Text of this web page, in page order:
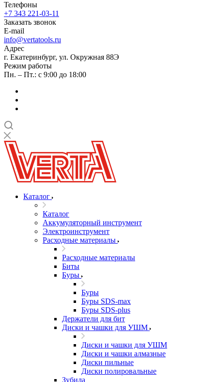
Телефоны
+7 343 221-03-11
Заказать звонок
E-mail
info@vertatools.ru
Адрес
г. Екатеринбург, ул. Окружная 88Э
Режим работы
Пн. – Пт.: с 9:00 до 18:00
Каталог
Каталог
Аккумуляторный инструмент
Электроинструмент
Расходные материалы
Расходные материалы
Биты
Буры
Буры
Буры SDS-max
Буры SDS-plus
Держатели для бит
Диски и чашки для УШМ
Диски и чашки для УШМ
Диски и чашки алмазные
Диски пильные
Диски полировальные
Зубила